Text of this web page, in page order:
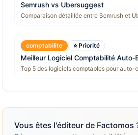
Semrush vs Ubersuggest
Comparaison détaillée entre Semrush et
comptabilite ⭐ Priorité
Meilleur Logiciel Comptabilité Auto-
Top 5 des logiciels comptables pour
Vous êtes l'éditeur de Factomos